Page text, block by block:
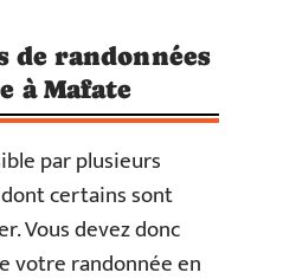
de randonnées
à Mafate
par plusieurs
dont certains sont
Vous devez donc
votre randonnée en